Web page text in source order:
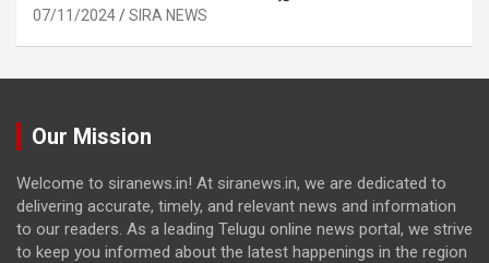
07/11/2024 SIRA NEWS
Our Mission
Welcome to siranews.in! At siranews.in, we are dedicated to
delivering accurate, timely, and relevant news and information
to our readers. As a leading Telugu online news portal, we strive
to keep you informed about the latest happenings in the region